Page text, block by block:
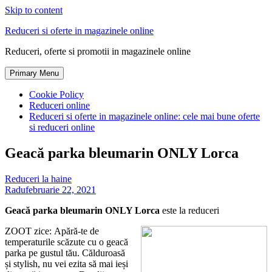
Skip to content
Reduceri si oferte in magazinele online
Reduceri, oferte si promotii in magazinele online
Primary Menu
Cookie Policy
Reduceri online
Reduceri si oferte in magazinele online: cele mai bune oferte
si reduceri online
Geacă parka bleumarin ONLY Lorca
Reduceri la haine
Radufebruarie 22, 2021
Geacă parka bleumarin ONLY Lorca este la reduceri
ZOOT zice: Apără-te de
temperaturile scăzute cu o geacă
parka pe gustul tău. Călduroasă
și stylish, nu vei ezita să mai ieși